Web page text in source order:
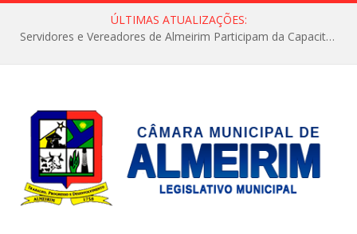
ÚLTIMAS ATUALIZAÇÕES:
Servidores e Vereadores de Almeirim Participam da Capacitação “Orientar é a Nossa Missão”